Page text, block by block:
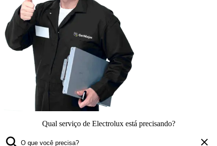
Qual serviço de Electrolux está precisando?